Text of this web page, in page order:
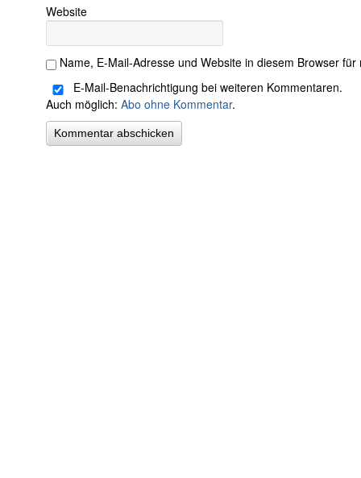
Website
Name, E-Mail-Adresse und Website in diesem Browser
E-Mail-Benachrichtigung bei weiteren Kommentaren.
Auch möglich: Abo ohne Kommentar.